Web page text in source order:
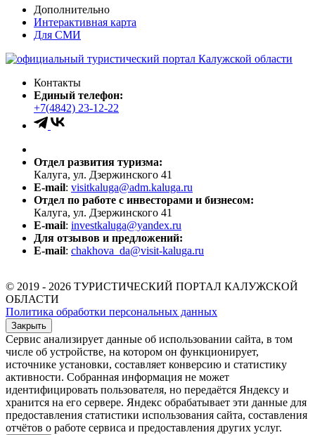
Дополнительно
Интерактивная карта
Для СМИ
Контакты
Единый телефон:
+7(4842) 23-12-22
Отдел развития туризма:
Калуга, ул. Дзержинского 41
E-mail: visitkaluga@adm.kaluga.ru
Отдел по работе с инвесторами и бизнесом:
Калуга, ул. Дзержинского 41
E-mail: investkaluga@yandex.ru
Для отзывов и предложений:
E-mail: chakhova_da@visit-kaluga.ru
© 2019 - 2026 ТУРИСТИЧЕСКИЙ ПОРТАЛ КАЛУЖСКОЙ
ОБЛАСТИ
Политика обработки персональных данных
Закрыть
Сервис анализирует данные об использовании сайта, в том
числе об устройстве, на котором он функционирует,
источнике установки, составляет конверсию и статистику
активности. Собранная информация не может
идентифицировать пользователя, но передаётся Яндексу и
хранится на его сервере. Яндекс обрабатывает эти данные для
предоставления статистики использования сайта, составления
отчётов о работе сервиса и предоставления других услуг.